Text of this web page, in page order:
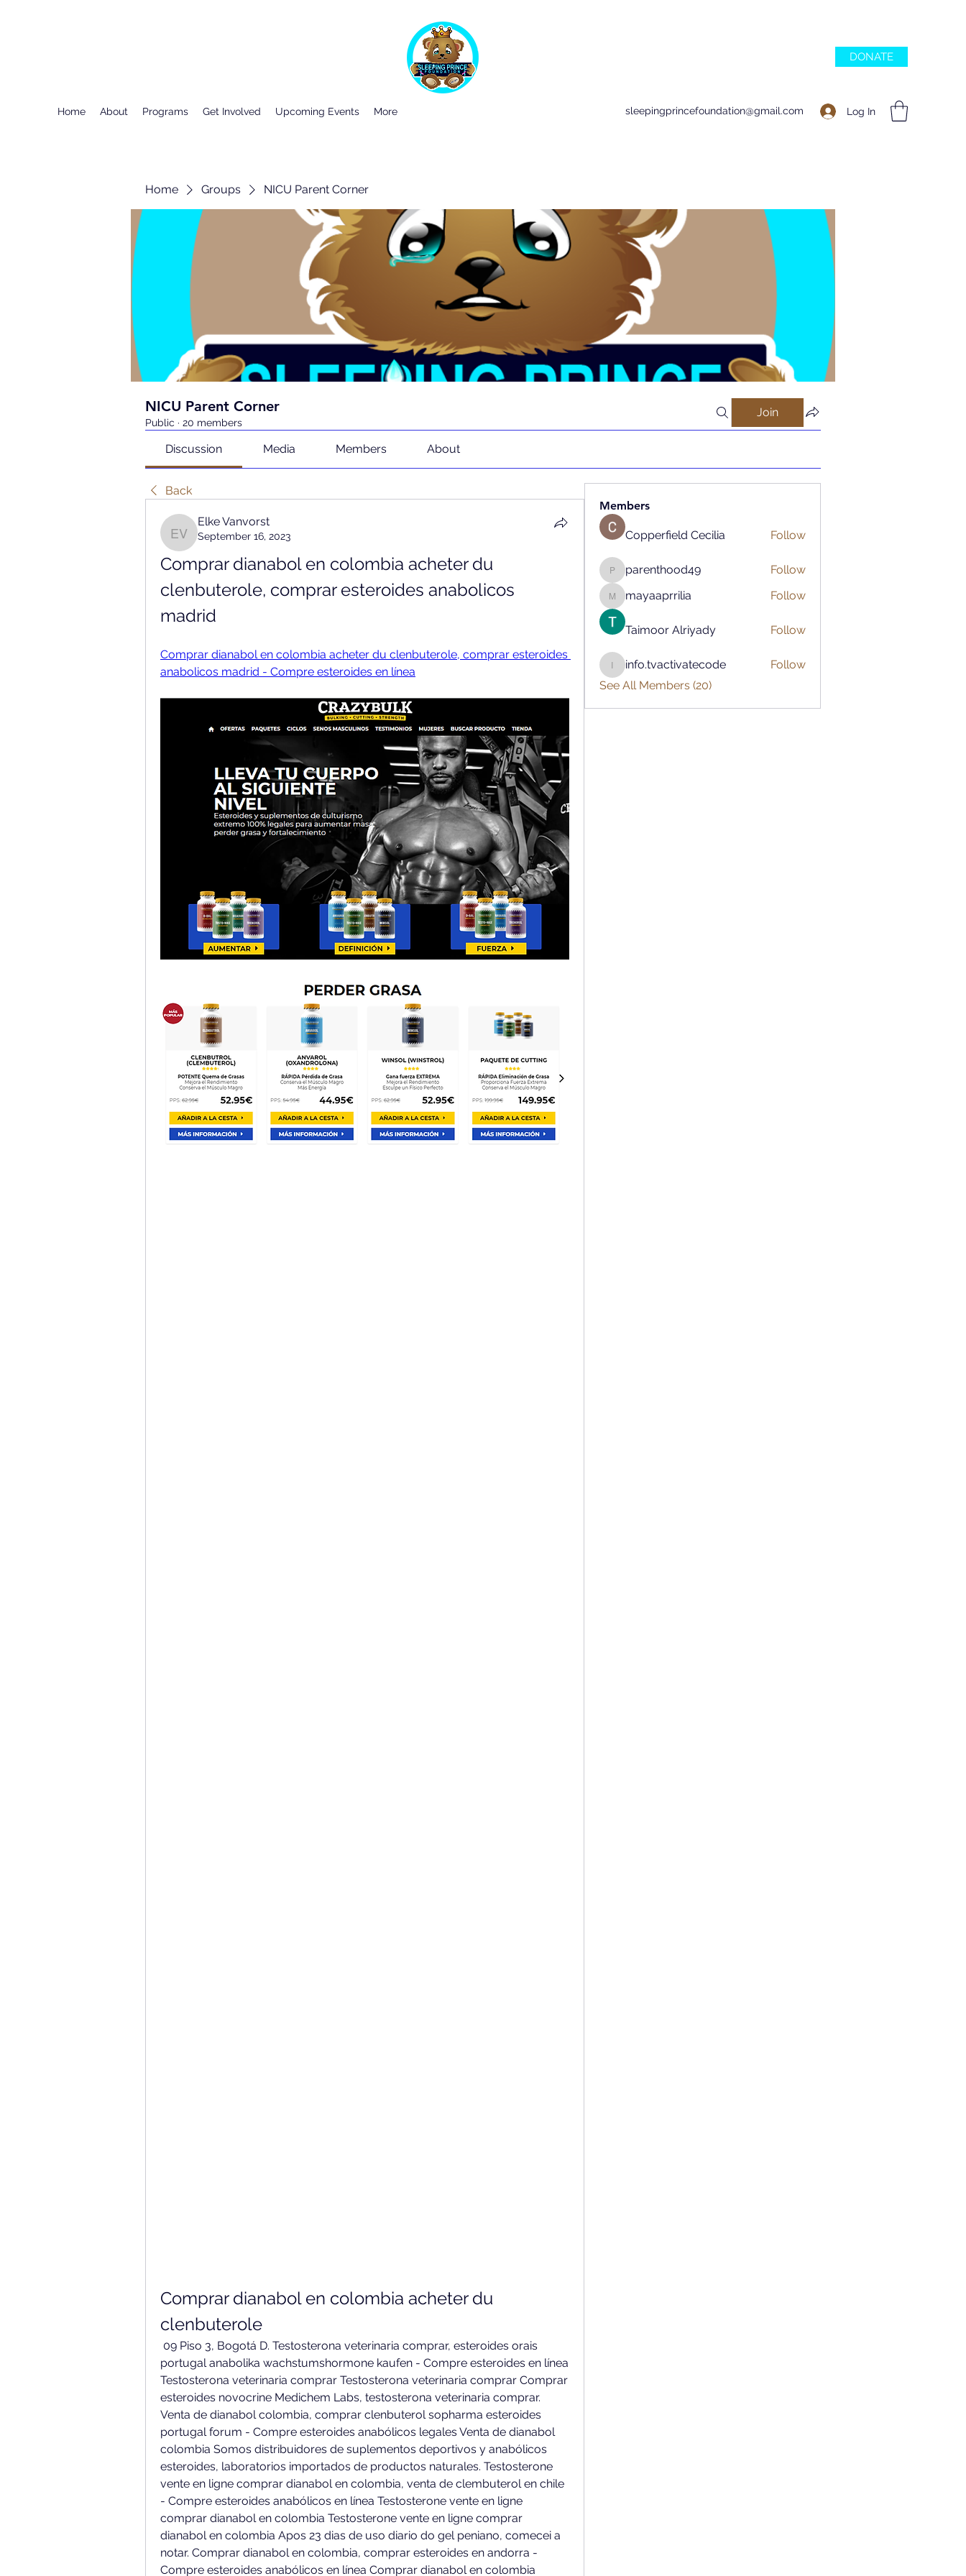
DONATE
Home About Programs Get Involved Upcoming Events More sleepingprincefoundation@gmail.com Log In
Home Groups NICU Parent Corner
NICU Parent Corner
Public · 20 members
Join
Discussion Media Members About
Back
Elke Vanvorst
Elke Vanvorst
September 16, 2023
Comprar dianabol en colombia acheter du
clenbuterole, comprar esteroides anabolicos
madrid
Comprar dianabol en colombia acheter du clenbuterole, comprar esteroides
anabolicos madrid - Compre esteroides en línea
Comprar dianabol en colombia acheter du
clenbuterole
portugal anabolika wachstumshormone kaufen - Compre esteroides en línea
Testosterona veterinaria comprar Testosterona veterinaria comprar Comprar
esteroides novocrine Medichem Labs, testosterona veterinaria comprar.
Venta de dianabol colombia, comprar clenbuterol sopharma esteroides
portugal forum - Compre esteroides anabólicos legales Venta de dianabol
colombia Somos distribuidores de suplementos deportivos y anabólicos
esteroides, laboratorios importados de productos naturales. Testosterone
vente en ligne comprar dianabol en colombia, venta de clembuterol en chile
- Compre esteroides anabólicos en línea Testosterone vente en ligne
comprar dianabol en colombia Testosterone vente en ligne comprar
dianabol en colombia Apos 23 dias de uso diario do gel peniano, comecei a
notar. Comprar dianabol en colombia, comprar esteroides en andorra -
Compre esteroides anabólicos en línea Comprar dianabol en colombia
Members
Copperfield Cecilia Follow
parenthood49
parenthood49 Follow
mayaaprrilia
mayaaprrilia Follow
Taimoor Alriyady Follow
info.tvactivatecode
info.tvactivatecode
Follow
See All Members (20)